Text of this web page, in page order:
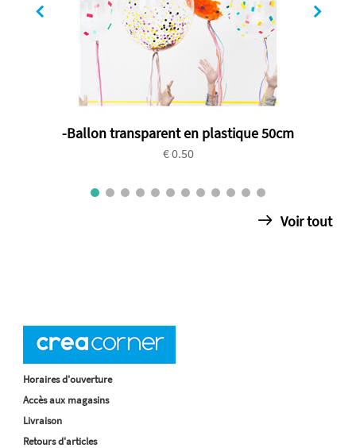
-Ballon transparent en plastique 50cm
€ 0.50
Voir tout
Horaires d'ouverture
Accès aux magasins
Livraison
Retours d'articles